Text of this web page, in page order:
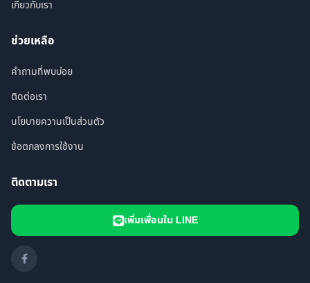
เกี่ยวกับเรา
ช่วยเหลือ
คำถามที่พบบ่อย
ติดต่อเรา
นโยบายความเป็นส่วนตัว
ข้อตกลงการใช้งาน
ติดตามเรา
เพิ่มเพื่อนใน LINE